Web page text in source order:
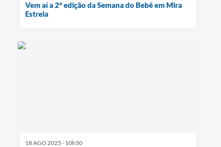
Vem aí a 2° edição da Semana do Bebê em Mira
Estrela
18 AGO 2025 - 10h50